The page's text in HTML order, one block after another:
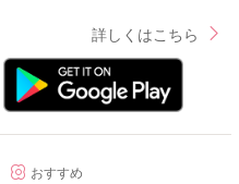
詳しくはこちら
おすすめ